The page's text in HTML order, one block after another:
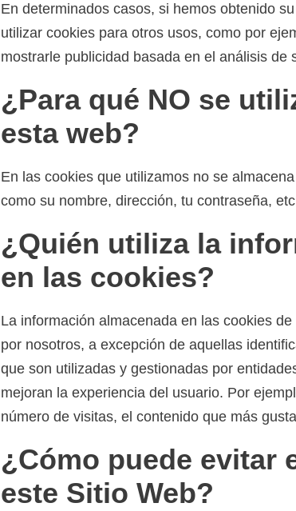
En determinados casos, si hemos obtenido
utilizar cookies para otros usos, como por
mostrarle publicidad basada en el análisis de
¿Para qué NO se
esta web?
En las cookies que utilizamos no se
como su nombre, dirección, tu contraseña,
¿Quién utiliza la
en las cookies?
La información almacenada en las cookies
por nosotros, a excepción de aquellas
que son utilizadas y gestionadas por
mejoran la experiencia del usuario. Por
número de visitas, el contenido que más
¿Cómo puede evitar
este Sitio Web?